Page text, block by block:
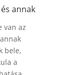
annak
van az
bele,
a